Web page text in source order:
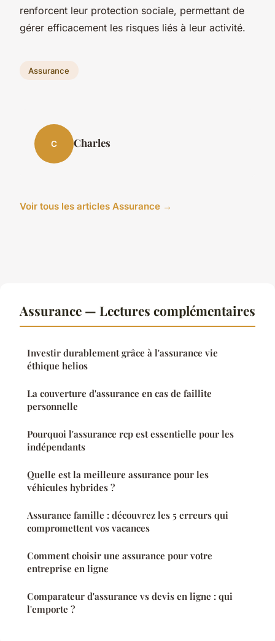
renforcent leur protection sociale, permettant de
gérer efficacement les risques liés à leur activité.
Assurance
C Charles
Voir tous les articles Assurance →
Assurance — Lectures complémentaires
Investir durablement grâce à l'assurance vie
éthique helios
La couverture d'assurance en cas de faillite
personnelle
Pourquoi l'assurance rcp est essentielle pour les
indépendants
Quelle est la meilleure assurance pour les
véhicules hybrides ?
Assurance famille : découvrez les 5 erreurs qui
compromettent vos vacances
Comment choisir une assurance pour votre
entreprise en ligne
Comparateur d'assurance vs devis en ligne : qui
l'emporte ?